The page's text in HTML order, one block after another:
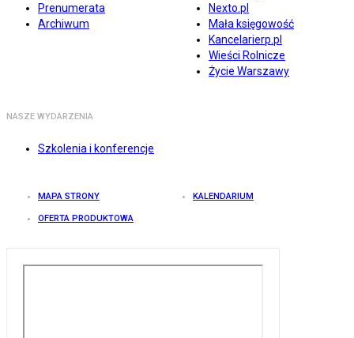
Prenumerata
Archiwum
Nexto.pl
Mała księgowość
Kancelarierp.pl
Wieści Rolnicze
Życie Warszawy
NASZE WYDARZENIA
Szkolenia i konferencje
MAPA STRONY KALENDARIUM
OFERTA PRODUKTOWA